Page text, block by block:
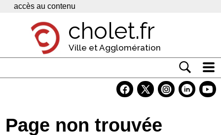
Panneau de gestion des cookies
accès au contenu
cholet.fr
Ville et Agglomération
Economie
Page non trouvée